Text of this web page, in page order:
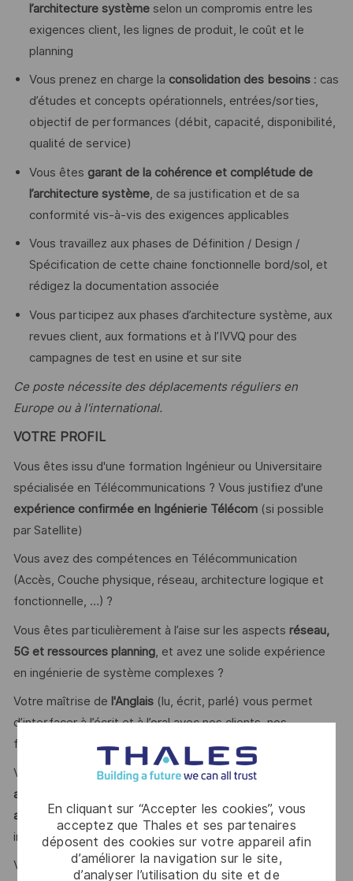
En cliquant sur “Accepter les cookies”, vous
acceptez que Thales et ses partenaires
déposent des cookies sur votre appareil afin
d’améliorer la navigation sur le site,
d’analyser l’utilisation du site et de
l’architecture systèmeselon un compromis entre les
exigences client, les lignes de produit, le coût et le
planning
Vous prenez en charge la consolidation des besoins: cas
d’études et concepts opérationnels, entrées/sorties,
objectif de performances (débit, capacité, disponibilité,
qualité de service)
Vous êtes garant de la cohérence et complétude de
l’architecture système, de sa justification et de sa
conformité vis-à-vis des exigences applicables
Vous travaillez aux phases de Définition / Design /
Spécification de cette chaine fonctionnelle bord/sol, et
rédigez la documentation associée
Vous participez aux phases d’architecture système, aux
revues client, aux formations et à l’IVVQ pour des
campagnes de test en usine et sur site
Ce poste nécessite des déplacements réguliers en
Europe ou à l'international.
VOTRE PROFIL
Vous êtes issu d'une formation Ingénieur ou Universitaire
spécialisée en Télécommunications ? Vous justifiez d'une
expérience confirmée en Ingénierie Télécom(si possible
par Satellite)
Vous avez des compétences en Télécommunication
(Accès, Couche physique, réseau, architecture logique et
fonctionnelle, …) ?
Vous êtes particulièrement à l’aise sur les aspects réseau,
5G et ressources planning, et avez une solide expérience
en ingénierie de système complexes ?
Votre maîtrise de l'Anglais(lu, écrit, parlé) vous permet
d’interfacer à l’écrit et à l’oral avec nos clients, nos
fournisseurs et nos partenaires dans cette langue ?
Vous faites preuve d’ouverture d’esprit, de capacité à
argumenter vos propositions
avancées et nouveaux conceptsdans votre domaine pour
inventer des nouvelles solutions ?
Vous souhaiteztravailler en équipeet dans un